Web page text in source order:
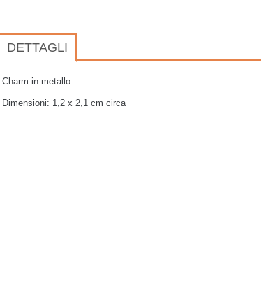
DETTAGLI
Charm in metallo.
Dimensioni: 1,2 x 2,1 cm circa